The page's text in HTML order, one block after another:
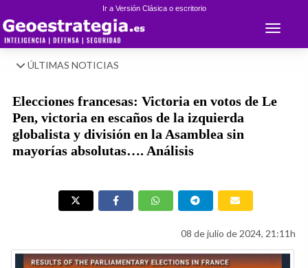
Ir a Versión Clásica o escritorio
Toggle
ÚLTIMAS NOTICIAS
Elecciones francesas: Victoria en votos de Le
Pen, victoria en escaños de la izquierda
globalista y división en la Asamblea sin
mayorías absolutas…. Análisis
08 de julio de 2024, 21:11h